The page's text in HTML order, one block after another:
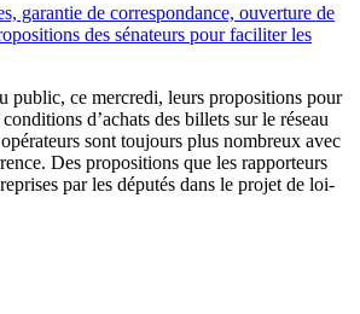
garantie de correspondance, ouverture de
des sénateurs pour faciliter les
public, ce mercredi, leurs propositions pour
d’achats des billets sur le réseau
sont toujours plus nombreux avec
Des propositions que les rapporteurs
par les députés dans le projet de loi-